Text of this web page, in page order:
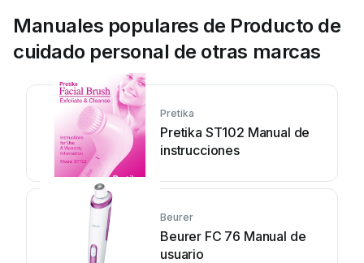
Manuales populares de Producto de
cuidado personal de otras marcas
Pretika
Pretika ST102 Manual de
instrucciones
Beurer
Beurer FC 76 Manual de
usuario